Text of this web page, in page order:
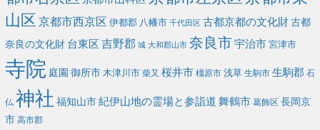
山区京都市西京区 伊都郡 八幡市 千代田区 古都京都の文化財古都
奈良の文化財 台東区 吉野郡 城 大和郡山市 奈良市宇治市 宮津市
寺院 庭園 御所市 木津川市 柴又 桜井市 橿原市 浅草 生駒市 生駒郡 石
仏 神社 福知山市紀伊山地の霊場と参詣道 舞鶴市 葛飾区 長岡京
市 高市郡